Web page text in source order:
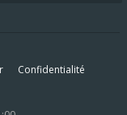
Confidentialité